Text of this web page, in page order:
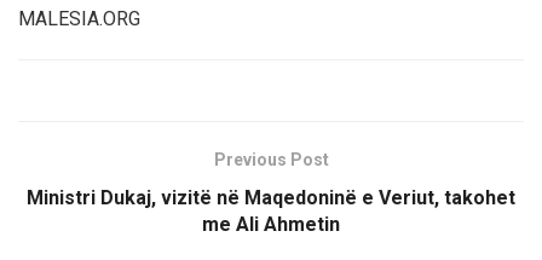
MALESIA.ORG
Previous Post
Ministri Dukaj, vizitë në Maqedoninë e Veriut, takohet
me Ali Ahmetin